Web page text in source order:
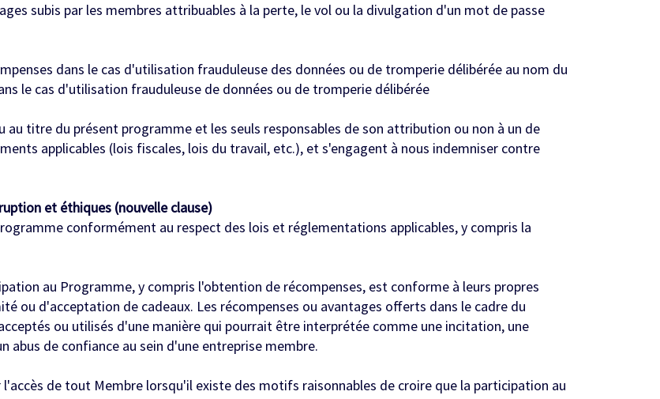
subis par les membres attribuables à la perte, le vol ou la divulgation d'un mot de passe
dans le cas d'utilisation frauduleuse des données ou de tromperie délibérée au nom du
le cas d'utilisation frauduleuse de données ou de tromperie délibérée
au titre du présent programme et les seuls responsables de son attribution ou non à un de
applicables (lois fiscales, lois du travail, etc.), et s'engagent à nous indemniser contre
et éthiques (nouvelle clause)
conformément au respect des lois et réglementations applicables, y compris la
au Programme, y compris l'obtention de récompenses, est conforme à leurs propres
ou d'acceptation de cadeaux. Les récompenses ou avantages offerts dans le cadre du
ou utilisés d'une manière qui pourrait être interprétée comme une incitation, une
abus de confiance au sein d'une entreprise membre.
de tout Membre lorsqu'il existe des motifs raisonnables de croire que la participation au